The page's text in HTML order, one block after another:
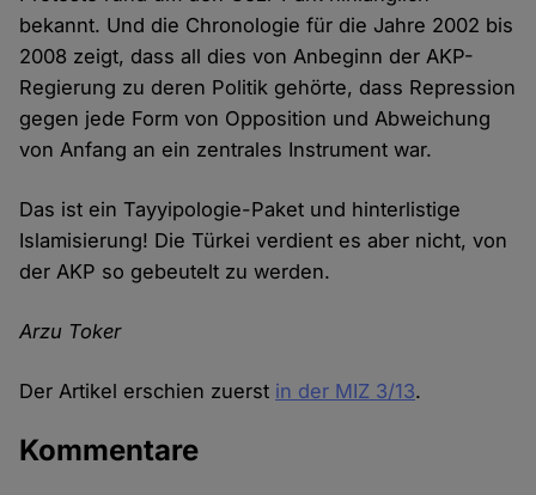
bekannt. Und die Chronologie für die Jahre 2002 bis
2008 zeigt, dass all dies von Anbeginn der AKP-
Regierung zu deren Politik gehörte, dass Repression
gegen jede Form von Opposition und Abweichung
von Anfang an ein zentrales Instrument war.
Das ist ein Tayyipologie-Paket und hinterlistige
Islamisierung! Die Türkei verdient es aber nicht, von
der AKP so gebeutelt zu werden.
Arzu Toker
Der Artikel erschien zuerst in der MIZ 3/13.
Kommentare